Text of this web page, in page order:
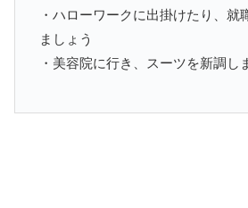
・ハローワークに出掛けたり、就
ましょう
・美容院に行き、スーツを新調し